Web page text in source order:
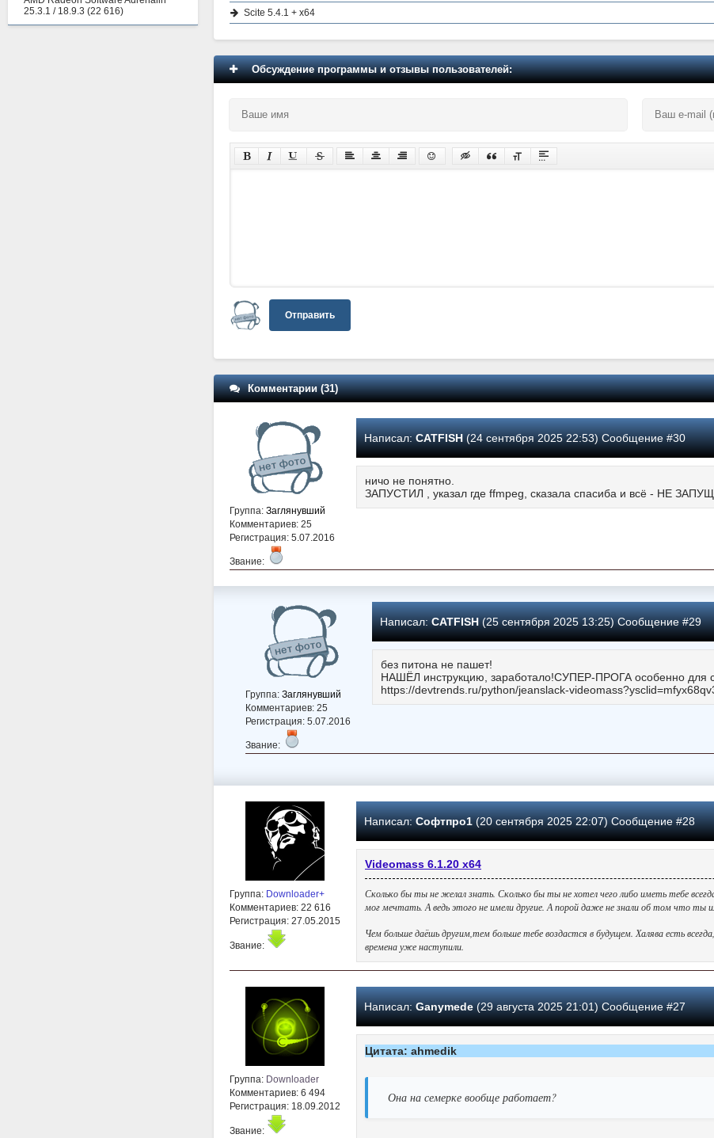
Scite 5.4.1 + x64
Обсуждение программы и отзывы пользователей:
Отправить
Комментарии (31)
Группа: Заглянувший
Комментариев: 25
Регистрация: 5.07.2016
Звание:
Написал: CATFISH(24 сентября 2025 22:53) Сообщение #30
ничо не понятно.
ЗАПУСТИЛ , указал где ffmpeg, сказала спасиба и всё - НЕ
Группа: Заглянувший
Комментариев: 25
Регистрация: 5.07.2016
Звание:
Написал: CATFISH(25 сентября 2025 13:25) Сообщение #29
без питона не пашет!
НАШЁЛ инструкцию, заработало!СУПЕР-ПРОГА особенно для
https://devtrends.ru/python/jeanslack-
Группа: Downloader+
Комментариев: 22 616
Регистрация: 27.05.2015
Звание:
Написал: Софтпро1(20 сентября 2025 22:07) Сообщение #28
Videomass 6.1.20 х64
Сколько бы ты не желал знать. Сколько бы ты не хотел чего либо иметь тебе
мог мечтать. А ведь этого не имели другие. А порой даже не знали об том что
Чем больше даёшь другим,тем больше тебе воздастся в будущем. Халява есть
времена уже наступили.
Группа: Downloader
Комментариев: 6 494
Регистрация: 18.09.2012
Звание:
Написал: Ganymede(29 августа 2025 21:01) Сообщение #27
Цитата: ahmedik
Она на семерке вообще работает?
25.3.1 / 18.9.3 (22 616)